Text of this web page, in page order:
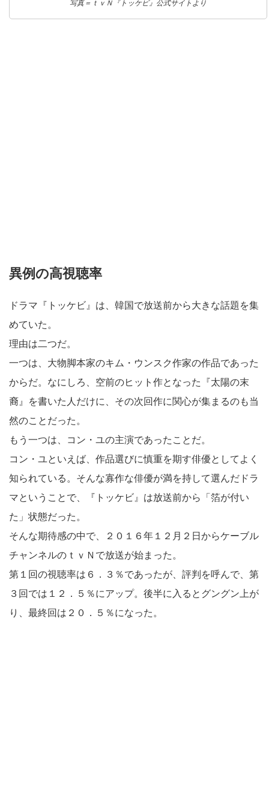
写真＝ｔｖＮ『トッケビ』公式サイトより
異例の高視聴率
ドラマ『トッケビ』は、韓国で放送前から大きな話題を集
めていた。
理由は二つだ。
一つは、大物脚本家のキム・ウンスク作家の作品であった
からだ。なにしろ、空前のヒット作となった『太陽の末
裔』を書いた人だけに、その次回作に関心が集まるのも当
然のことだった。
もう一つは、コン・ユの主演であったことだ。
コン・ユといえば、作品選びに慎重を期す俳優としてよく
知られている。そんな寡作な俳優が満を持して選んだドラ
マということで、『トッケビ』は放送前から「箔が付い
た」状態だった。
そんな期待感の中で、２０１６年１２月２日からケーブル
チャンネルのｔｖＮで放送が始まった。
第１回の視聴率は６．３％であったが、評判を呼んで、第
３回では１２．５％にアップ。後半に入るとグングン上が
り、最終回は２０．５％になった。